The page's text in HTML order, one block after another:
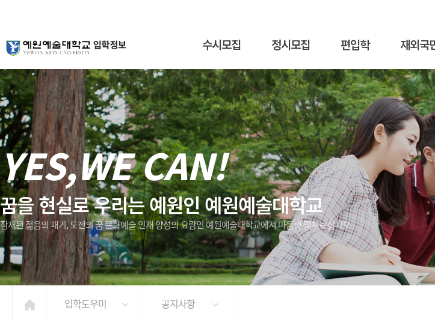
수시모집 정시모집 편입학 재외국
YES,WE CAN!
꿈을 현실로 우리는 예원인 예원예술대학교
잠재된 젊음의 패기, 도전의 꿈 문화예술 인재 양성의 요람인 예원예술대학교에서 마음껏 펼쳐보십시오
입학도우미 공지사항